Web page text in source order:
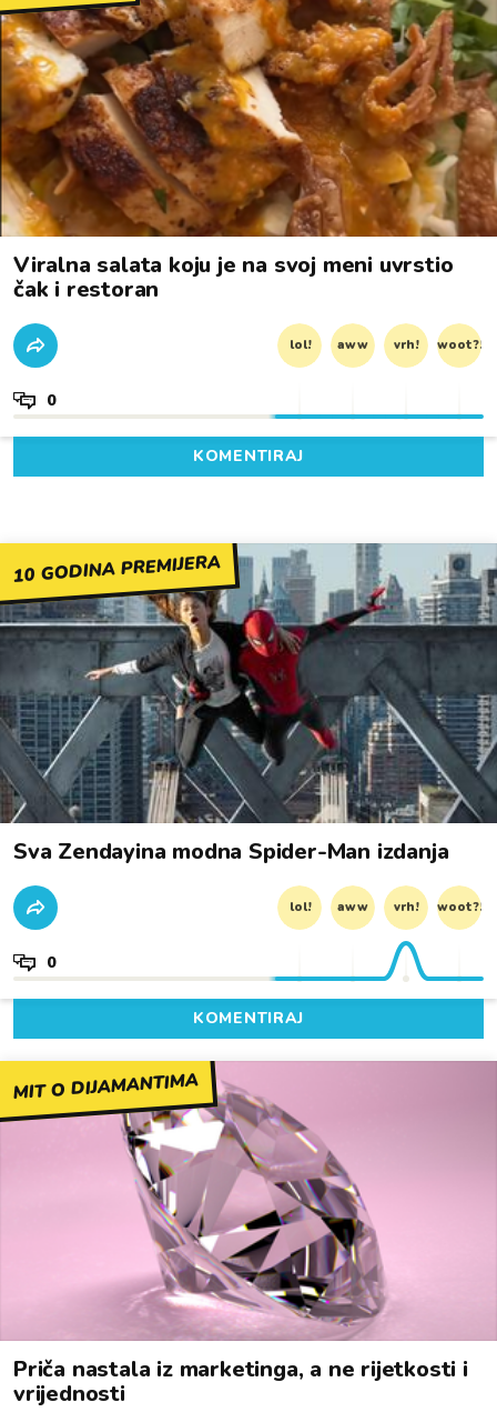
Viralna salata koju je na svoj meni uvrstio
čak i restoran
lol! aww vrh! woot?!
0
KOMENTIRAJ
10 GODINA PREMIJERA
Sva Zendayina modna Spider-Man izdanja
lol! aww vrh! woot?!
0
KOMENTIRAJ
MIT O DIJAMANTIMA
Priča nastala iz marketinga, a ne rijetkosti i
vrijednosti